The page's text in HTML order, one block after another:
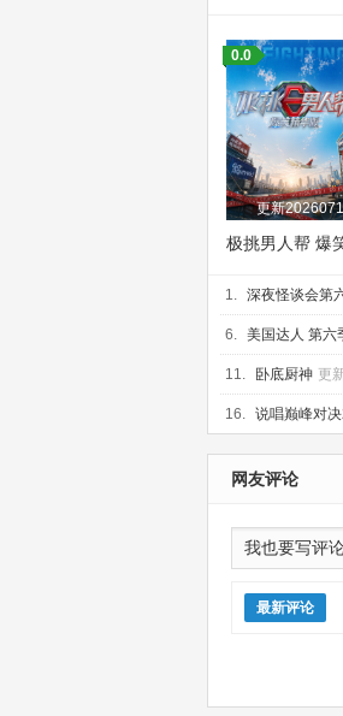
更新
0.0
极挑男人帮 爆
1. 深夜怪谈会第
集
6. 美国达人 第六
11. 卧底厨神 更
16. 说唱巅峰对
20260712第3期饭
网友评论
最新评论